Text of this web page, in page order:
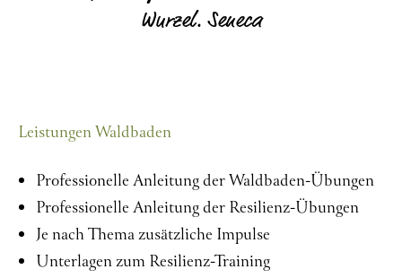
Wurzel. Seneca
Leistungen Waldbaden
Professionelle Anleitung der Waldbaden-Übungen
Professionelle Anleitung der Resilienz-Übungen
Je nach Thema zusätzliche Impulse
Unterlagen zum Resilienz-Training